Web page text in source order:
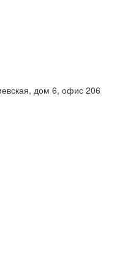
дом 6, офис 206